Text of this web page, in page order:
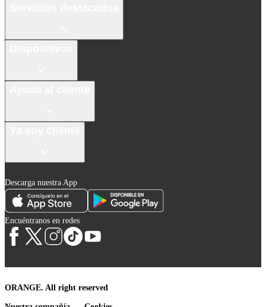
Descarga nuestra App
Encuéntranos en redes
ORANGE. All right reserved